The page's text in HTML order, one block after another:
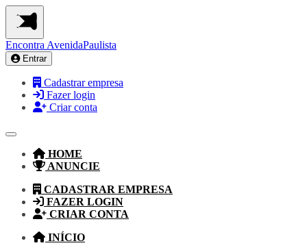
Encontra AvenidaPaulista
Entrar
Cadastrar empresa
Fazer login
Criar conta
HOME
ANUNCIE
CADASTRAR EMPRESA
FAZER LOGIN
CRIAR CONTA
INÍCIO